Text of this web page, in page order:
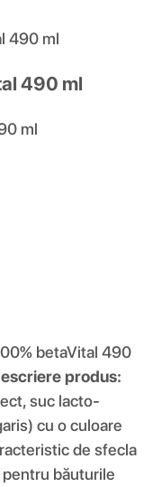
490 ml
490 ml
betaVital 490
produs:
suc lacto-
cu o culoare
de sfecla
băuturile